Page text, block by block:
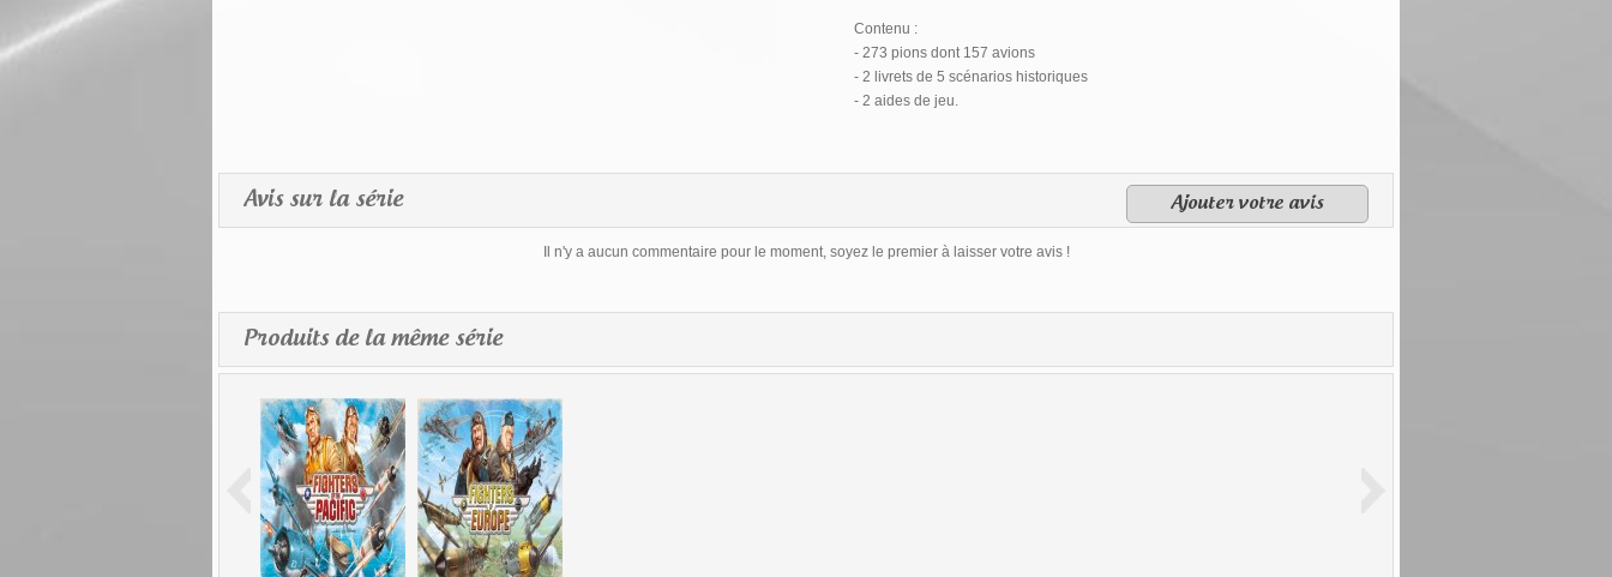
Contenu :
- 273 pions dont 157 avions
- 2 livrets de 5 scénarios historiques
- 2 aides de jeu.
Avis sur la série Ajouter votre avis
Il n'y a aucun commentaire pour le moment, soyez le premier à laisser votre avis !
Produits de la même série